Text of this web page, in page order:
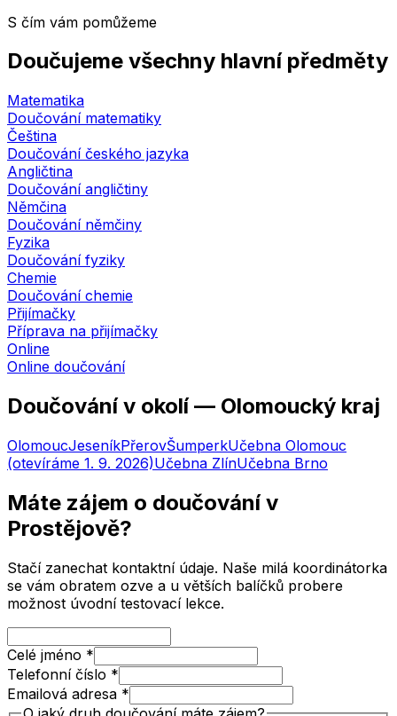
S čím vám pomůžeme
Doučujeme všechny hlavní předměty
Matematika
Doučování matematiky
Čeština
Doučování českého jazyka
Angličtina
Doučování angličtiny
Němčina
Doučování němčiny
Fyzika
Doučování fyziky
Chemie
Doučování chemie
Přijímačky
Příprava na přijímačky
Online
Online doučování
Doučování v okolí — Olomoucký kraj
OlomoucJeseníkPřerovŠumperkUčebna Olomouc
(otevíráme 1. 9. 2026)Učebna ZlínUčebna Brno
Máte zájem o doučovánív
Prostějově?
Stačí zanechat kontaktní údaje. Naše milá koordinátorka
se vám obratem ozve a u větších balíčků probere
možnost úvodní testovací lekce.
Celé jméno *
Telefonní číslo *
Emailová adresa *